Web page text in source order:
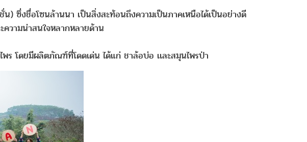
อโซนล้านนา เป็นสิ่งสะท้อนถึงความเป็นภาคเหนือได้เป็นอย่างดี
วามน่าสนใจหลากหลายด้าน
โดยมีผลิตภัณฑ์ที่โดดเด่น ได้แก่ ชาล้อบ่อ เเละสมุนไพรป่า